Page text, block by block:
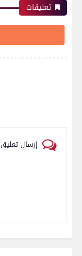
تعليقات
إرسال تعليق